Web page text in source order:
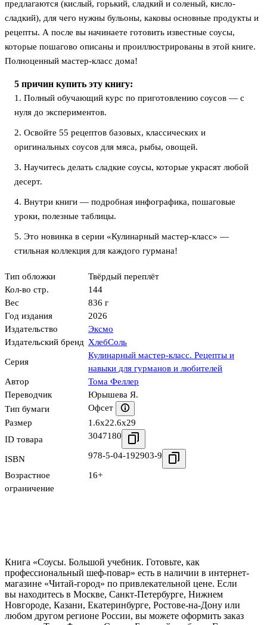
предлагаются (кислый, горький, сладкий и соленый, кисло-
сладкий), для чего нужны бульоны, каковы основные продукты и
рецепты. А после вы начинаете готовить известные соусы,
которые пошагово описаны и проиллюстрированы в этой книге.
Полноценный мастер-класс дома!
5 причин купить эту книгу:
1. Полный обучающий курс по приготовлению соусов — с
нуля до экспериментов.
2. Освойте 55 рецептов базовых, классических и
оригинальных соусов для мяса, рыбы, овощей.
3. Научитесь делать сладкие соусы, которые украсят любой
десерт.
4. Внутри книги — подробная инфографика, пошаговые
уроки, полезные таблицы.
5. Это новинка в серии «Кулинарный мастер-класс» —
стильная коллекция для каждого гурмана!
Тип обложки
Твёрдый переплёт
Кол-во стр.
144
Вес
836 г
Год издания
2026
Издательство
Эксмо
Издательский бренд ХлебСоль
Серия
Кулинарный мастер-класс. Рецепты и
навыки для гурманов и любителей
Автор
Тома Феллер
Переводчик
Юрышева Я.
Тип бумаги
Офсет
Размер
1.6x22.6x29
ID товара
3047180
ISBN 978-5-04-192903-9
Возрастное
ограничение
16+
Книга «Соусы. Большой учебник. Готовьте, как
профессиональный шеф-повар» есть в наличии в интернет-
магазине «Читай-город» по привлекательной цене. Если
вы находитесь в Москве, Санкт-Петербурге, Нижнем
Новгороде, Казани, Екатеринбурге, Ростове-на-Дону или
любом другом регионе России, вы можете оформить заказ